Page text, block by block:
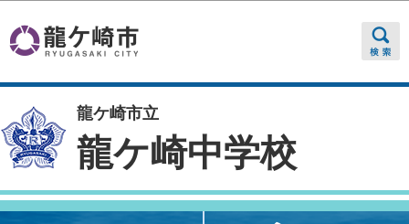
龍ケ崎市立
龍ケ崎中学校